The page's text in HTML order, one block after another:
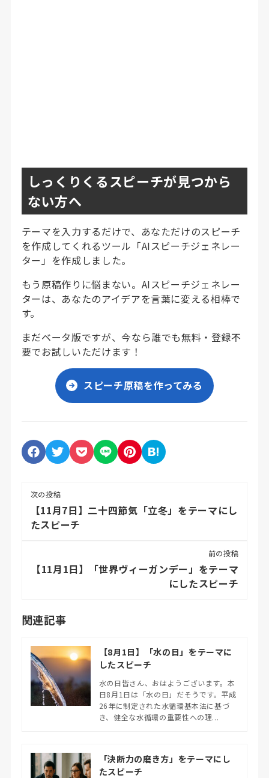
しっくりくるスピーチが見つから
ない方へ
テーマを入力するだけで、あなただけのスピーチ
を作成してくれるツール「AIスピーチジェネレー
ター」を作成しました。
もう原稿作りに悩まない。AIスピーチジェネレー
ターは、あなたのアイデアを言葉に変える相棒で
す。
まだベータ版ですが、今なら誰でも無料・登録不
要でお試しいただけます！
スピーチ原稿を作ってみる
次の投稿
【11月7日】二十四節気「立冬」をテーマにし
たスピーチ
前の投稿
【11月1日】「世界ヴィーガンデー」をテーマ
にしたスピーチ
関連記事
【8月1日】「水の日」をテーマに
したスピーチ
水の日皆さん、おはようございます。本
日8月1日は「水の日」だそうです。平成
26年に制定された水循環基本法に基づ
き、健全な水循環の重要性への理...
「決断力の磨き方」をテーマにし
たスピーチ